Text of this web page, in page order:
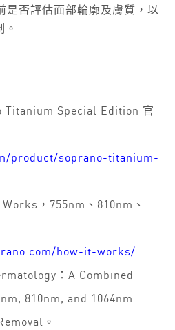
是否評估面部輪廓及膚質，以
Titanium Special Edition 官
product/soprano-titanium-
，755nm、810nm、
how-it-works/
：A Combined
810nm, and 1064nm
。